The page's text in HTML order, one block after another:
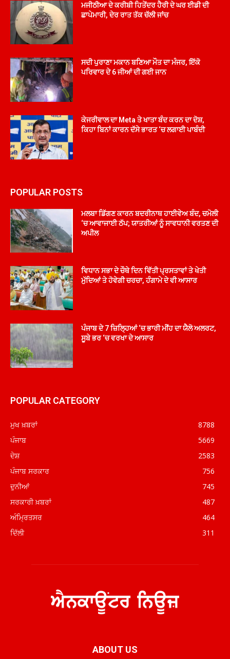
ਮਜੀਠੀਆ ਦੇ ਕਰੀਬੀ ਹਿਤੇਂਦਰ ਹੈਰੀ ਦੇ ਘਰ ਈਡੀ ਦੀ
ਛਾਪੇਮਾਰੀ, ਦੇਰ ਰਾਤ ਤੱਕ ਚੱਲੀ ਜਾਂਚ
ਸਦੀ ਪੁਰਾਣਾ ਮਕਾਨ ਬਣਿਆ ਮੌਤ ਦਾ ਮੰਜਰ, ਇੱਕੋ
ਪਰਿਵਾਰ ਦੇ 6 ਜੀਆਂ ਦੀ ਗਈ ਜਾਨ
ਕੇਜਰੀਵਾਲ ਦਾ Meta ਤੇ ਖਾਤਾ ਬੰਦ ਕਰਨ ਦਾ ਦੋਸ਼,
ਕਿਹਾ ਬਿਨਾਂ ਕਾਰਨ ਦੱਸੇ ਭਾਰਤ ‘ਚ ਲਗਾਈ ਪਾਬੰਦੀ
POPULAR POSTS
ਮਲਬਾ ਡਿੱਗਣ ਕਾਰਨ ਬਦਰੀਨਾਥ ਹਾਈਵੇਅ ਬੰਦ, ਚਮੋਲੀ
‘ਚ ਆਵਾਜਾਈ ਠੱਪ; ਯਾਤਰੀਆਂ ਨੂੰ ਸਾਵਧਾਨੀ ਵਰਤਣ ਦੀ
ਅਪੀਲ
ਵਿਧਾਨ ਸਭਾ ਦੇ ਚੌਥੇ ਦਿਨ ਵਿੱਤੀ ਪ੍ਰਸਤਾਵਾਂ ਤੇ ਖੇਤੀ
ਮੁੱਦਿਆਂ ਤੇ ਹੋਵੇਗੀ ਚਰਚਾ, ਹੰਗਾਮੇ ਦੇ ਵੀ ਆਸਾਰ
ਪੰਜਾਬ ਦੇ 7 ਜ਼ਿਲ੍ਹਿਆਂ ‘ਚ ਭਾਰੀ ਮੀਂਹ ਦਾ ਯੈਲੋ ਅਲਰਟ,
ਸੂਬੇ ਭਰ ‘ਚ ਵਰਖਾ ਦੇ ਆਸਾਰ
POPULAR CATEGORY
ਮੁਖ ਖ਼ਬਰਾਂ
8788
ਪੰਜਾਬ
5669
ਦੇਸ਼
2583
ਪੰਜਾਬ ਸਰਕਾਰ
756
ਦੁਨੀਆਂ
745
ਸਰਕਾਰੀ ਖ਼ਬਰਾਂ
487
ਅੰਮ੍ਰਿਤਸਰ
464
ਦਿੱਲੀ
311
ABOUT US